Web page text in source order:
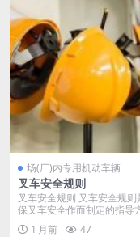
场(厂)内专用机动车辆
叉车安全规则
叉车安全规则 叉车安全规则
保叉车安全作而制定的指导
程序。这些规则对于...
1 月前 47